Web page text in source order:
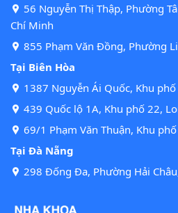
56 Nguyễn Thị Thập, Phường
Chí Minh
855 Phạm Văn Đồng, Phường
Tại Biên Hòa
1387 Nguyễn Ái Quốc, Khu
439 Quốc lộ 1A, Khu phố 22,
69/1 Phạm Văn Thuận, Khu
Tại Đà Nẵng
298 Đống Đa, Phường Hải